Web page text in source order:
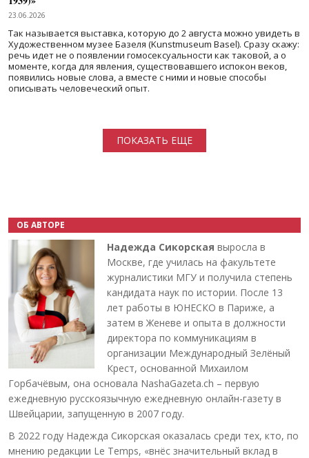
23.06.2026
Так называется выставка, которую до 2 августа можно увидеть в
Художественном музее Базеля (Kunstmuseum Basel). Сразу скажу:
речь идет не о появлении гомосексуальности как таковой, а о
моменте, когда для явления, существовавшего испокон веков,
появились новые слова, а вместе с ними и новые способы
описывать человеческий опыт.
ПОКАЗАТЬ ЕЩЕ
ОБ АВТОРЕ
Надежда Сикорская выросла в
Москве, где училась на факультете
журналистики МГУ и получила степень
кандидата наук по истории. После 13
лет работы в ЮНЕСКО в Париже, а
затем в Женеве и опыта в должности
директора по коммуникациям в
организации Международный Зелёный
Крест, основанной Михаилом
Горбачёвым, она основала NashaGazeta.ch – первую
ежедневную русскоязычную ежедневную онлайн-газету в
Швейцарии, запущенную в 2007 году.
В 2022 году Надежда Сикорская оказалась среди тех, кто, по
мнению редакции Le Temps, «внёс значительный вклад в